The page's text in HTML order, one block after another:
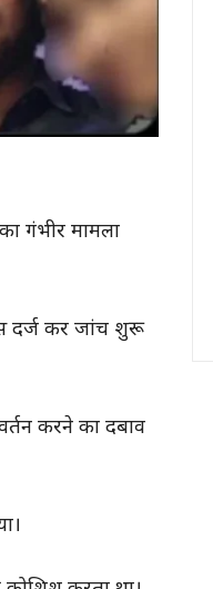
गंभीर मामला
दर्ज कर जांच शुरू
करने का दबाव